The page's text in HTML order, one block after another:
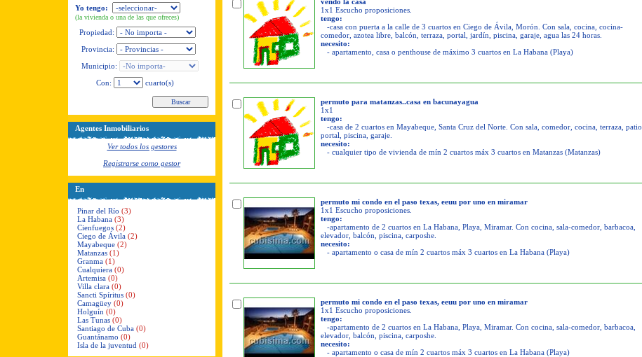
Yo tengo:
(la vivienda o una de las que ofreces)
Propiedad:
Provincia:
Municipio:
Con:
cuarto(s)
Agentes Inmobiliarios
Ver todos los gestores
Registrarse como gestor
En
Pinar del Río (3)
La Habana (3)
Cienfuegos (2)
Ciego de Ávila (2)
Mayabeque (2)
Matanzas (1)
Granma (1)
Cualquiera (0)
Artemisa (0)
Villa clara (0)
Sancti Spíritus (0)
Camagüey (0)
Holguín (0)
Las Tunas (0)
Santiago de Cuba (0)
Guantánamo (0)
Isla de la juventud (0)
1x1 Escucho proposiciones.
tengo:
-casa con puerta a la calle de 3 cuartos en Ciego de Ávila, Morón. Con sala, cocina, cocina-
comedor, azotea libre, balcón, terraza, portal, jardín, piscina, garaje, agua las 24 horas.
necesito:
- apartamento, casa o penthouse de máximo 3 cuartos en La Habana (Playa)
permuto para matanzas..casa en bacunayagua
1x1
tengo:
-casa de 2 cuartos en Mayabeque, Santa Cruz del Norte. Con sala, comedor, cocina, terraza, patio,
portal, piscina, garaje.
necesito:
- cualquier tipo de vivienda de mín 2 cuartos máx 3 cuartos en Matanzas (Matanzas)
permuto mi condo en el paso texas, eeuu por uno en miramar
1x1 Escucho proposiciones.
tengo:
-apartamento de 2 cuartos en La Habana, Playa, Miramar. Con cocina, sala-comedor, barbacoa,
elevador, balcón, piscina, carposhe.
necesito:
- apartamento o casa de mín 2 cuartos máx 3 cuartos en La Habana (Playa)
permuto mi condo en el paso texas, eeuu por uno en miramar
1x1 Escucho proposiciones.
tengo:
-apartamento de 2 cuartos en La Habana, Playa, Miramar. Con cocina, sala-comedor, barbacoa,
elevador, balcón, piscina, carposhe.
necesito:
- apartamento o casa de mín 2 cuartos máx 3 cuartos en La Habana (Playa)